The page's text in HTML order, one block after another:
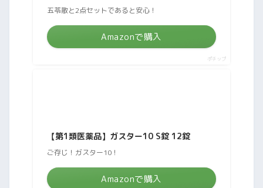
五苓散と2点セットであると安心！
Amazonで購入
ポチップ
【第1類医薬品】ガスター10 S錠 12錠
ご存じ！ガスター10！
Amazonで購入